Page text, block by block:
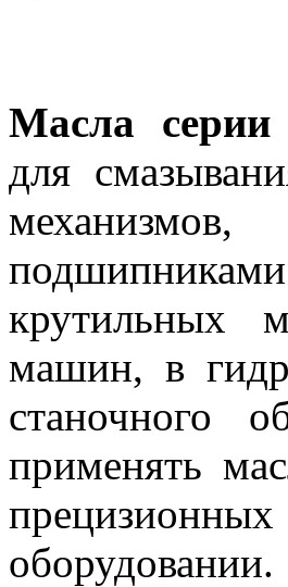
Масла
для
крутильных
машин, в
станочного
применять
оборудовании.